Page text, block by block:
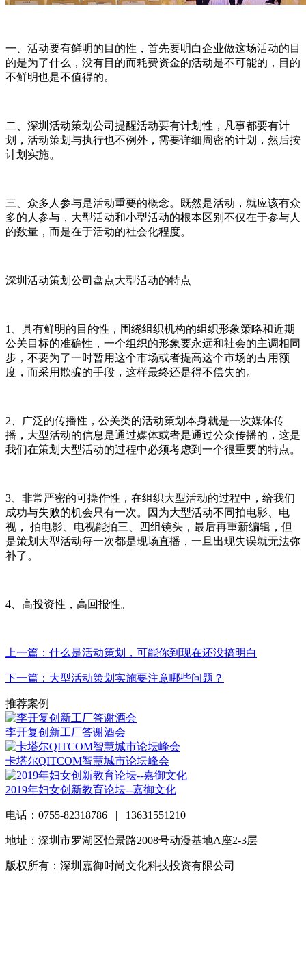
一、活动要有鲜明的目的性，首先要明白企业做这场活动的目
的是为了什么，没有目的而耗费资金的活动是不可能的，目的
不鲜明也是不值得的。
二、深圳活动策划公司提醒活动要有计划性，凡事都要有计
划，活动策划与执行也不例外，需要详细周密的计划，然后按
计划实施。
三、众多人参与是活动重要的概念。既然是活动，就应该有众
多的人参与，大型活动和小型活动的根本区别不仅在于参与人
的数量，而是在于活动的社会化程度。
深圳活动策划公司盘点大型活动的特点
1、具有鲜明的目的性，围绕组织机构的组织形象策略和近期
公关目标的准确性，一个组织的形象要永远和社会的主调相同
步，不要为了一时暂用这个市场或者提高这个市场的占用额
度，而采用欺骗的手段，这样最终还是得不偿失的。
2、广泛的传播性，公关类的活动策划本身就是一次媒体传
播，大型活动的信息是通过媒体或者是通过公众传播的，这是
我们在策划大型活动的过程中必须考虑到一个很重要的特点。
3、非常严密的可操作性，在组织大型活动的过程中，给我们
成功与失败的机会只有一次。因为大型活动不同拍电影、电
视， 拍电影、电视能拍三、四组镜头，最后再重新编辑，但
是策划大型活动每一次都是现场直播，一旦出现失误就无法弥
补了。
4、高投资性，高回报性。
上一篇：什么是活动策划，可能你到现在还没搞明白
下一篇：大型活动策划实施要注意哪些问题？
推荐案例
李开复创新工厂答谢酒会
卡塔尔QITCOM智慧城市论坛峰会
2019年妇女创新教育论坛--嘉御文化
电话：0755-82318786 | 13631551210
地址：深圳市罗湖区怡景路2008号动漫基地A座2-3层
版权所有：深圳嘉御时尚文化科技投资有限公司